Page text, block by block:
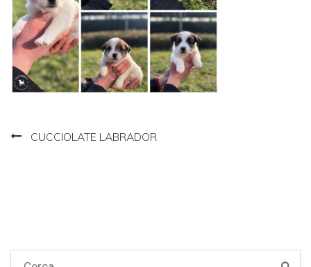
Navigazione
CUCCIOLATE LABRADOR